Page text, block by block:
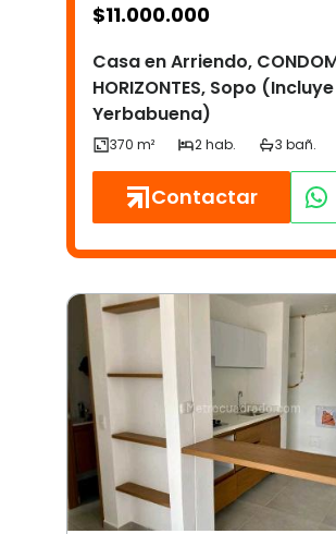
$11.000.000
Casa en Arriendo,
HORIZONTES, Sopo (Incluye
Yerbabuena)
Contactar